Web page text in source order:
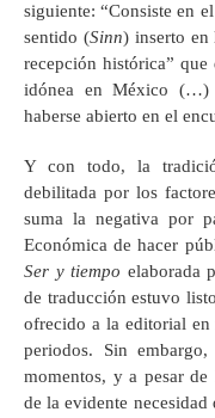
siguiente: “Consiste en
sentido (Sinn) inserto en
recepción histórica” que
idónea en México (…)
haberse abierto en el
Y con todo, la
debilitada por los
suma la negativa por
Económica de hacer
Ser y tiempo elaborada
de traducción estuvo
ofrecido a la editorial en
periodos. Sin
momentos, y a pesar
de la evidente